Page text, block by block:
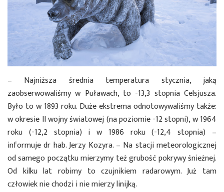
– Najniższa średnia temperatura stycznia, jaką
zaobserwowaliśmy w Puławach, to -13,3 stopnia Celsjusza.
Było to w 1893 roku. Duże ekstrema odnotowywaliśmy także:
w okresie II wojny światowej (na poziomie -12 stopni), w 1964
roku (-12,2 stopnia) i w 1986 roku (-12,4 stopnia) –
informuje dr hab. Jerzy Kozyra. – Na stacji meteorologicznej
od samego początku mierzymy też grubość pokrywy śnieżnej.
Od kilku lat robimy to czujnikiem radarowym. Już tam
człowiek nie chodzi i nie mierzy linijką.